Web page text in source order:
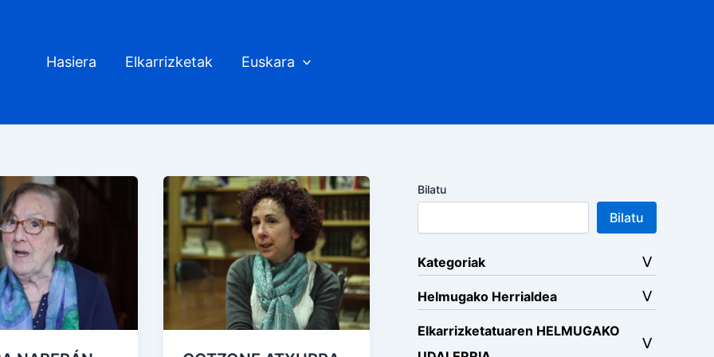
Hasiera Elkarrizketak Euskara
Bilatu
Bilatu
Kategoriak
Helmugako Herrialdea
Elkarrizketatuaren HELMUGAKO